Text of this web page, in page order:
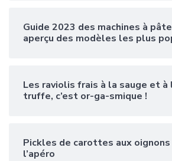
Guide 2023 des machines à
aperçu des modèles les plus
Les raviolis frais à la sauge et à
truffe, c’est or-ga-smique !
Pickles de carottes aux oignons
l’apéro